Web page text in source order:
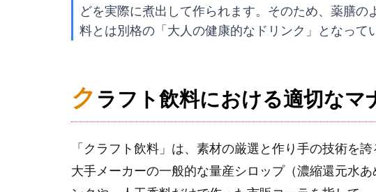
どを実際に煮出して作られます。そのため、薬膳
料とは別格の「大人の健康的なドリンク」となって
ク ラフト飲料における適切なマ
「クラフト飲料」は、素材の厳選と作り手の技術を
大手メーカーの一般的な量産シロップ（濃縮還元水